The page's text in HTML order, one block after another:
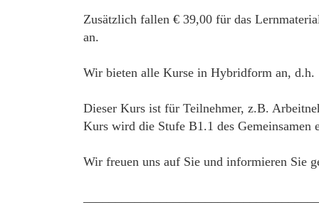
Zusätzlich fallen € 39,00 für das
an.
Wir bieten alle Kurse in Hybridform an, d.h.
Dieser Kurs ist für Teilnehmer, z.B.
Kurs wird die Stufe B1.1 des Gemeinsamen
Wir freuen uns auf Sie und informieren Sie